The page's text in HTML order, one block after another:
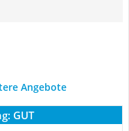
Angebote
GUT